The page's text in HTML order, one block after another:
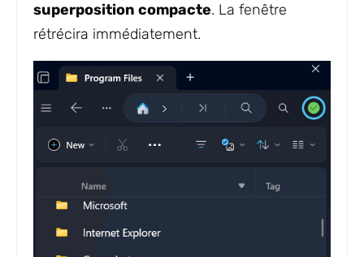
superposition compacte. La fenêtre
rétrécira immédiatement.